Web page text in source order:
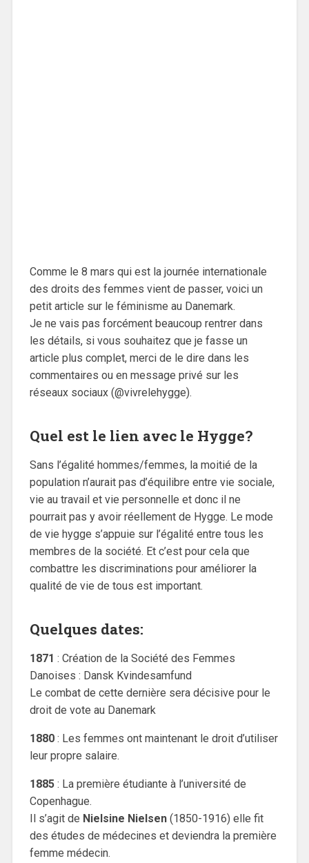
Comme le 8 mars qui est la journée internationale
des droits des femmes vient de passer, voici un
petit article sur le féminisme au Danemark.
Je ne vais pas forcément beaucoup rentrer dans
les détails, si vous souhaitez que je fasse un
article plus complet, merci de le dire dans les
commentaires ou en message privé sur les
réseaux sociaux (@vivrelehygge).
Quel est le lien avec le Hygge?
Sans l’égalité hommes/femmes, la moitié de la
population n’aurait pas d’équilibre entre vie sociale,
vie au travail et vie personnelle et donc il ne
pourrait pas y avoir réellement de Hygge. Le mode
de vie hygge s’appuie sur l’égalité entre tous les
membres de la société. Et c’est pour cela que
combattre les discriminations pour améliorer la
qualité de vie de tous est important.
Quelques dates:
1871 : Création de la Société des Femmes
Danoises : Dansk Kvindesamfund
Le combat de cette dernière sera décisive pour le
droit de vote au Danemark
1880: Les femmes ont maintenant le droit d’utiliser
leur propre salaire.
1885: La première étudiante à l’université de
Copenhague.
Il s’agit de Nielsine Nielsen(1850-1916) elle fit
des études de médecines et deviendra la première
femme médecin.